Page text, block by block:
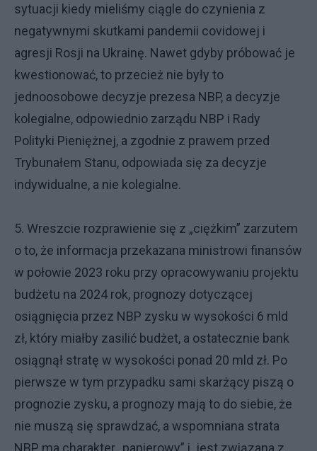
sytuacji kiedy mieliśmy ciągle do czynienia z
negatywnymi skutkami pandemii covidowej i
agresji Rosji na Ukrainę. Nawet gdyby próbować je
kwestionować, to przecież nie były to
jednoosobowe decyzje prezesa NBP, a decyzje
kolegialne, odpowiednio zarządu NBP i Rady
Polityki Pieniężnej, a zgodnie z prawem przed
Trybunałem Stanu, odpowiada się za decyzje
indywidualne, a nie kolegialne.
5. Wreszcie rozprawienie się z „ciężkim” zarzutem
o to, że informacja przekazana ministrowi finansów
w połowie 2023 roku przy opracowywaniu projektu
budżetu na 2024 rok, prognozy dotyczącej
osiągnięcia przez NBP zysku w wysokości 6 mld
zł, który miałby zasilić budżet, a ostatecznie bank
osiągnął stratę w wysokości ponad 20 mld zł. Po
pierwsze w tym przypadku sami skarżący piszą o
prognozie zysku, a prognozy mają to do siebie, że
nie muszą się sprawdzać, a wspomniana strata
NBP ma charakter „papierowy” i jest związana z